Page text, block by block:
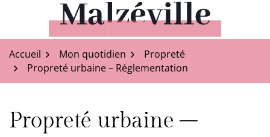
contenu
Malzéville
Accueil Mon quotidien
Propreté
Propreté urbaine – Réglementation
Propreté urbaine –